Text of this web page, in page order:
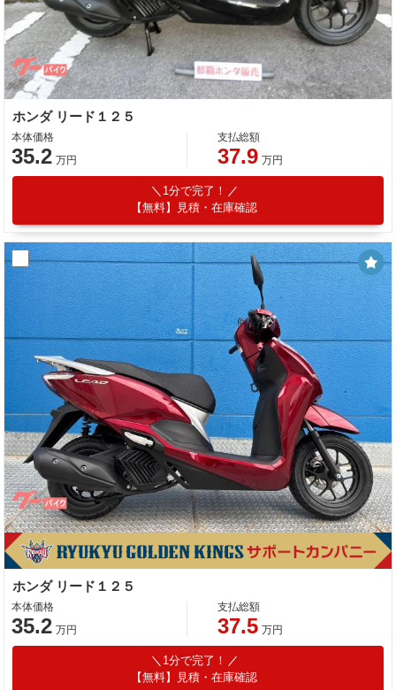
ホンダ リード１２５
本体価格
35.2 万円
支払総額
37.9 万円
1分で完了！
【無料】見積・在庫確認
ホンダ リード１２５
本体価格
35.2 万円
支払総額
37.5 万円
1分で完了！
【無料】見積・在庫確認